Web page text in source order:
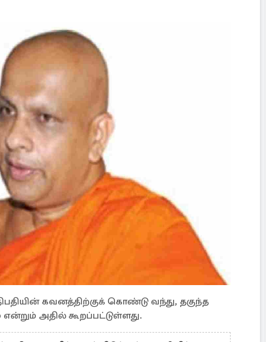
கவனத்திற்குக் கொண்டு வந்து, தகுந்த
அதில் கூறப்பட்டுள்ளது.